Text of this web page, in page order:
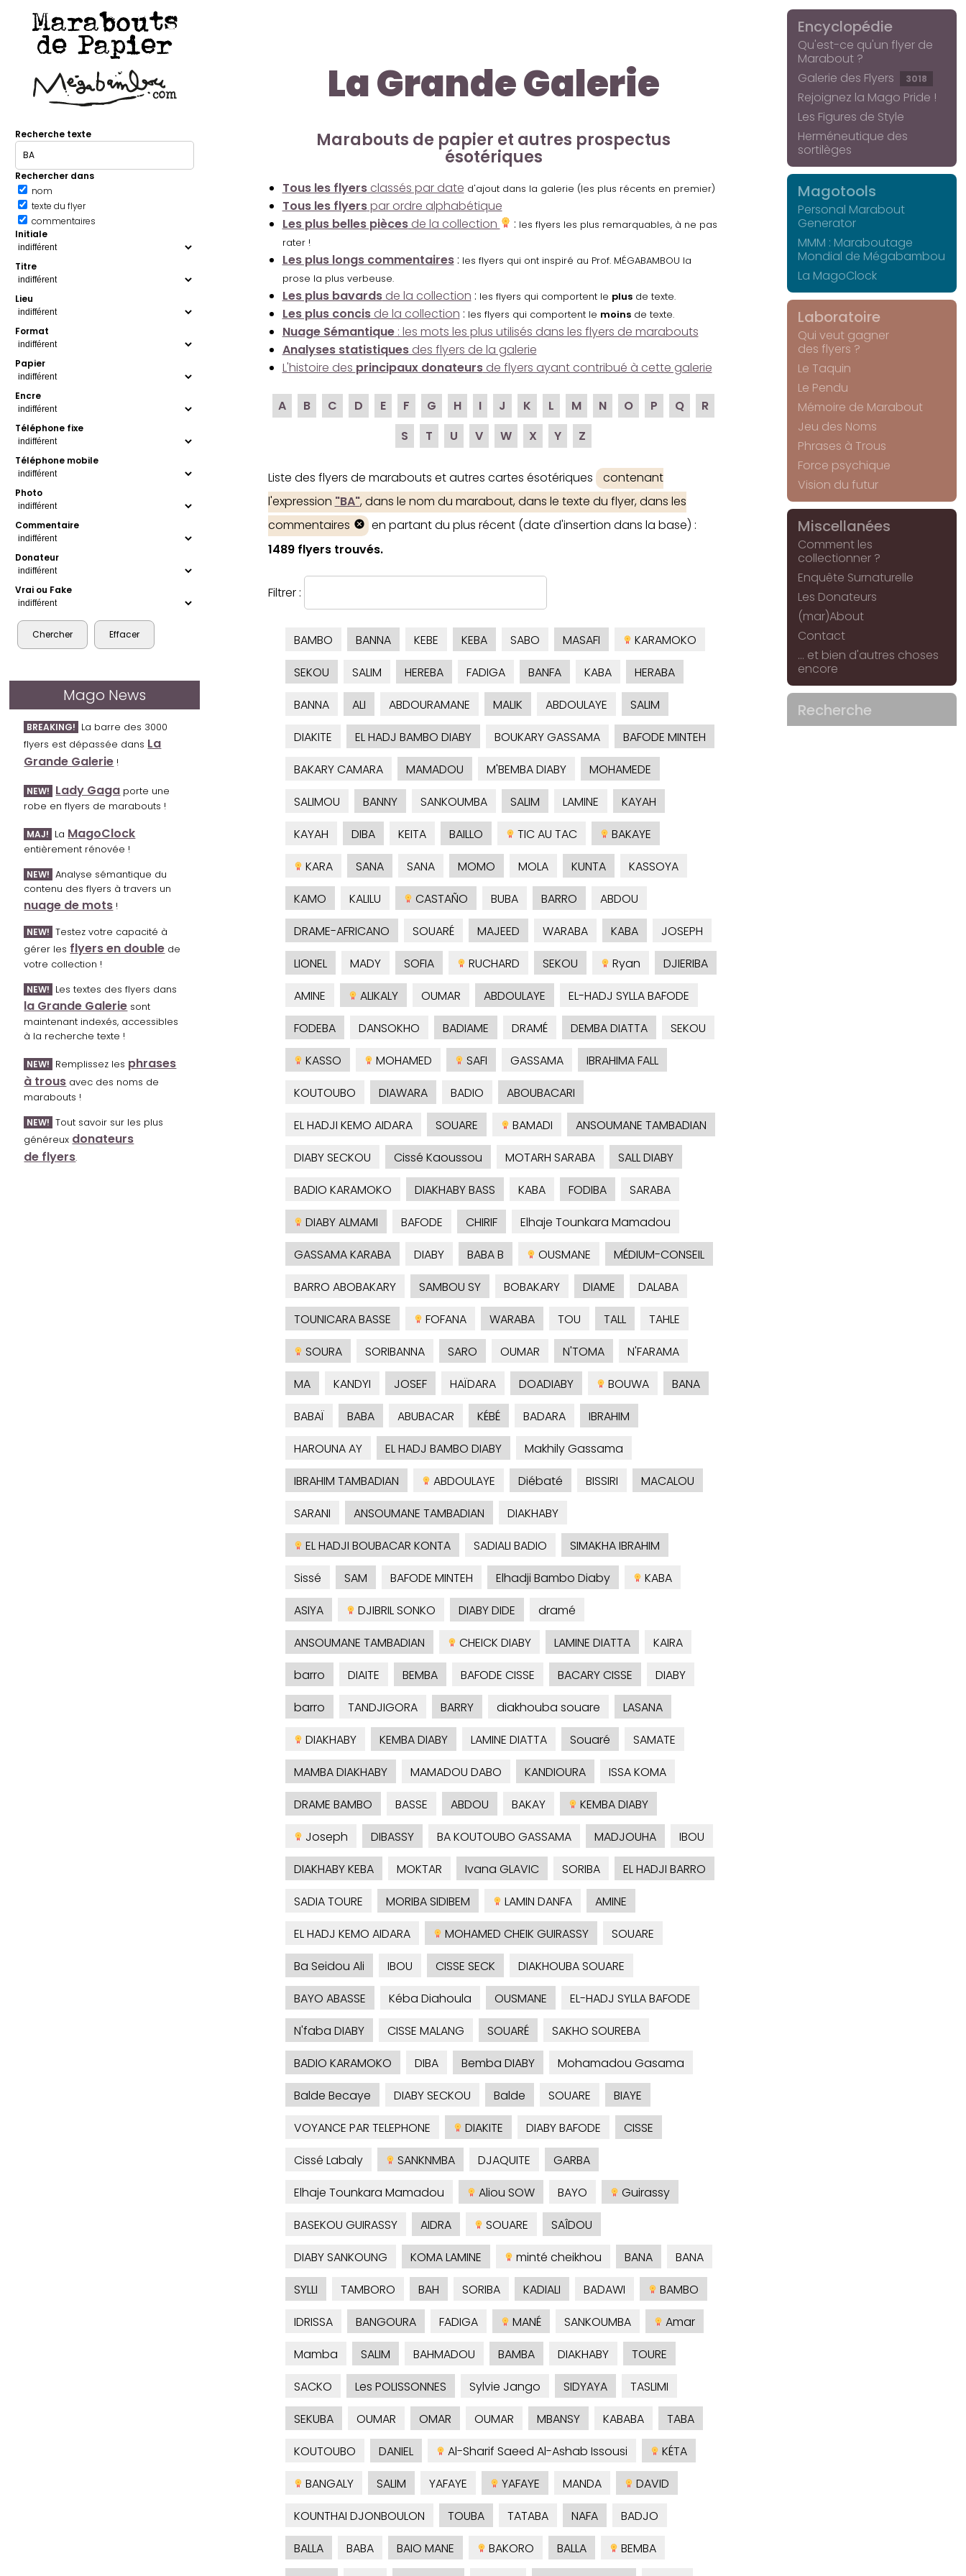
Marabouts
de Papier
Recherche texte
Rechercher dans
nom
texte du flyer
commentaires
Initiale
Titre
Lieu
Format
Papier
Encre
Téléphone fixe
Téléphone mobile
Photo
Commentaire
Donateur
Vrai ou Fake
Mago News
BREAKING! La barre des 3000
flyers est dépassée dans La
Grande Galerie !
NEW! Lady Gaga porte une
robe en flyers de marabouts !
MAJ! La MagoClock
entièrement rénovée !
NEW! Analyse sémantique du
contenu des flyers à travers un
nuage de mots !
NEW! Testez votre capacité à
gérer les flyers en double de
votre collection !
NEW! Les textes des flyers dans
la Grande Galerie sont
maintenant indexés, accessibles
à la recherche texte !
NEW! Remplissez les phrases
à trous avec des noms de
marabouts !
NEW! Tout savoir sur les plus
généreux donateurs
de flyers.
La Grande Galerie
Marabouts de papier et autres prospectus
ésotériques
Tous les flyersclassés par date d'ajout dans la galerie (les plus récents en premier)
Tous les flyerspar ordre alphabétique
Les plus belles piècesde la collection : les flyers les plus remarquables, à ne pas
rater !
Les plus longs commentaires: les flyers qui ont inspiré au Prof. MÉGABAMBOU la
prose la plus verbeuse.
Les plus bavardsde la collection : les flyers qui comportent le plusde texte.
Les plus concisde la collection : les flyers qui comportent le moinsde texte.
Nuage Sémantique: les mots les plus utilisés dans les flyers de marabouts
Analyses statistiquesdes flyers de la galerie
L'histoire des principaux donateursde flyers ayant contribué à cette galerie
A B C D E F G H I J K L M N O P Q
R
S
T U V W X Y Z
Liste des flyers de marabouts et autres cartes ésotériques
contenant
l'expression "BA", dans le nom du marabout, dans le texte du flyer, dans les
commentaires
en partant du plus récent (date d'insertion dans la base) :
1489 flyers trouvés.
Filtrer :
BAMBO BANNA KEBE KEBA SABO MASAFI
KARAMOKO
SEKOU
SALIM HEREBA FADIGA BANFA KABA
HERABA
BANNA
ALI ABDOURAMANE MALIK ABDOULAYE
SALIM
DIAKITE
EL HADJ BAMBO DIABY BOUKARY GASSAMA
BAFODE MINTEH
BAKARY CAMARA
MAMADOU M'BEMBA DIABY
MOHAMEDE
SALIMOU
BANNY SANKOUMBA SALIM LAMINE
KAYAH
KAYAH
DIBA KEITA BAILLO TIC AU TAC
BAKAYE
KARA
SANA SANA MOMO MOLA KUNTA
KASSOYA
KAMO
KALILU CASTAÑO BUBA BARRO
ABDOU
DRAME-AFRICANO
SOUARÉ MAJEED WARABA KABA
JOSEPH
LIONEL
MADY SOFIA RUCHARD SEKOU Ryan
DJIERIBA
AMINE
ALIKALY OUMAR ABDOULAYE
EL-HADJ SYLLA BAFODE
FODEBA
DANSOKHO BADIAME DRAMÉ DEMBA DIATTA
SEKOU
KASSO
MOHAMED SAFI GASSAMA
IBRAHIMA FALL
KOUTOUBO
DIAWARA BADIO
ABOUBACARI
EL HADJI KEMO AIDARA
SOUARE BAMADI
ANSOUMANE TAMBADIAN
DIABY SECKOU
Cissé Kaoussou MOTARH SARABA
SALL DIABY
BADIO KARAMOKO
DIAKHABY BASS KABA FODIBA
SARABA
DIABY ALMAMI
BAFODE CHIRIF
Elhaje Tounkara Mamadou
GASSAMA KARABA
DIABY BABA B OUSMANE
MÉDIUM-CONSEIL
BARRO ABOBAKARY
SAMBOU SY BOBAKARY DIAME
DALABA
TOUNICARA BASSE
FOFANA WARABA TOU TALL
TAHLE
SOURA
SORIBANNA SARO OUMAR N'TOMA
N'FARAMA
MA
KANDYI JOSEF HAÏDARA DOADIABY BOUWA
BANA
BABAÏ
BABA ABUBACAR KÉBÉ BADARA
IBRAHIM
HAROUNA AY
EL HADJ BAMBO DIABY
Makhily Gassama
IBRAHIM TAMBADIAN
ABDOULAYE Diébaté BISSIRI
MACALOU
SARANI
ANSOUMANE TAMBADIAN
DIAKHABY
EL HADJI BOUBACAR KONTA
SADIALI BADIO
SIMAKHA IBRAHIM
Sissé
SAM BAFODE MINTEH Elhadji Bambo Diaby
KABA
ASIYA
DJIBRIL SONKO DIABY DIDE
dramé
ANSOUMANE TAMBADIAN
CHEICK DIABY LAMINE DIATTA
KAIRA
barro
DIAITE BEMBA BAFODE CISSE BACARY CISSE
DIABY
barro
TANDJIGORA BARRY diakhouba souare
LASANA
DIAKHABY
KEMBA DIABY LAMINE DIATTA Souaré
SAMATE
MAMBA DIAKHABY
MAMADOU DABO KANDIOURA
ISSA KOMA
DRAME BAMBO
BASSE ABDOU BAKAY
KEMBA DIABY
Joseph
DIBASSY BA KOUTOUBO GASSAMA MADJOUHA
IBOU
DIAKHABY KEBA
MOKTAR Ivana GLAVIC SORIBA
EL HADJI BARRO
SADIA TOURE
MORIBA SIDIBEM LAMIN DANFA
AMINE
EL HADJ KEMO AIDARA
MOHAMED CHEIK GUIRASSY
SOUARE
Ba Seidou Ali
IBOU CISSE SECK
DIAKHOUBA SOUARE
BAYO ABASSE
Kéba Diahoula OUSMANE
EL-HADJ SYLLA BAFODE
N'faba DIABY
CISSE MALANG SOUARÉ
SAKHO SOUREBA
BADIO KARAMOKO
DIBA Bemba DIABY
Mohamadou Gasama
Balde Becaye
DIABY SECKOU Balde SOUARE
BIAYE
VOYANCE PAR TELEPHONE
DIAKITE DIABY BAFODE
CISSE
Cissé Labaly
SANKNMBA DJAQUITE
GARBA
Elhaje Tounkara Mamadou
Aliou SOW BAYO
Guirassy
BASEKOU GUIRASSY
AIDRA SOUARE
SAÎDOU
DIABY SANKOUNG
KOMA LAMINE minté cheikhou BANA
BANA
SYLLI
TAMBORO BAH SORIBA KADIALI BADAWI
BAMBO
IDRISSA
BANGOURA FADIGA MANÉ SANKOUMBA
Amar
Mamba
SALIM BAHMADOU BAMBA DIAKHABY
TOURE
SACKO
Les POLISSONNES Sylvie Jango SIDYAYA
TASLIMI
SEKUBA
OUMAR OMAR OUMAR MBANSY KABABA
TABA
KOUTOUBO
DANIEL Al-Sharif Saeed Al-Ashab Issousi
KÉTA
BANGALY
SALIM YAFAYE YAFAYE MANDA
DAVID
KOUNTHAI DJONBOULON
TOUBA TATABA NAFA
BADJO
BALLA
BABA BAIO MANE BAKORO BALLA
BEMBA
Encyclopédie
Qu'est-ce qu'un flyer de
Marabout ?
Galerie des Flyers
3018
Rejoignez la Mago Pride !
Les Figures de Style
Herméneutique des
sortilèges
Magotools
Personal Marabout
Generator
MMM : Maraboutage
Mondial de Mégabambou
La MagoClock
Laboratoire
Qui veut gagner
des flyers ?
Le Taquin
Le Pendu
Mémoire de Marabout
Jeu des Noms
Phrases à Trous
Force psychique
Vision du futur
Miscellanées
Comment les
collectionner ?
Enquête Surnaturelle
Les Donateurs
(mar)About
Contact
... et bien d'autres choses
encore
Recherche